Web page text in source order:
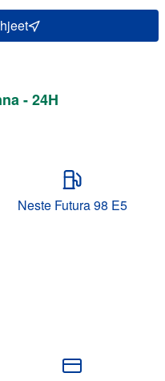
- 24H
Neste Futura 98 E5